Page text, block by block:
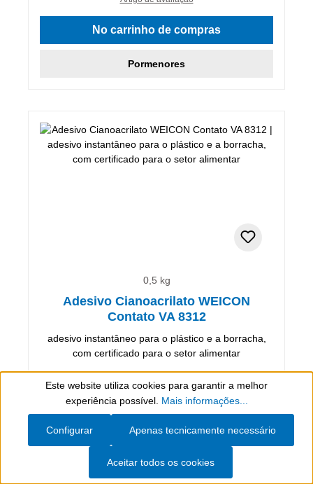
No carrinho de compras
Pormenores
0,5 kg
Adesivo Cianoacrilato WEICON
Contato VA 8312
adesivo instantâneo para o plástico e a borracha,
com certificado para o setor alimentar
306,83 €* (incl. IVA)
Artigo de avaliação
No carrinho de compras
Show toolbar
Este website utiliza cookies para garantir a melhor
experiência possível. Mais informações...
Apenas tecnicamente necessário
Configurar
Aceitar todos os cookies